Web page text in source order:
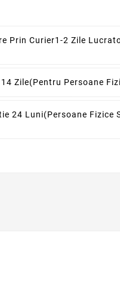
Prin Curier1-2 Zile
Zile(pentru Persoane
24 Luni(persoane Fizice